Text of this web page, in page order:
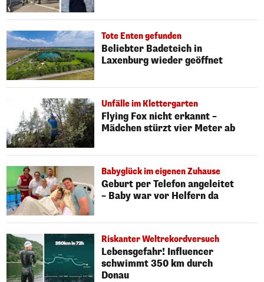
Tote Enten gefunden
Beliebter Badeteich in
Laxenburg wieder geöffnet
Unfälle im Klettergarten
Flying Fox nicht erkannt –
Mädchen stürzt vier Meter ab
Babyglück im eigenen Zuhause
Geburt per Telefon angeleitet
– Baby war vor Helfern da
Riskanter Weltrekordversuch
Lebensgefahr! Influencer
schwimmt 350 km durch
Donau